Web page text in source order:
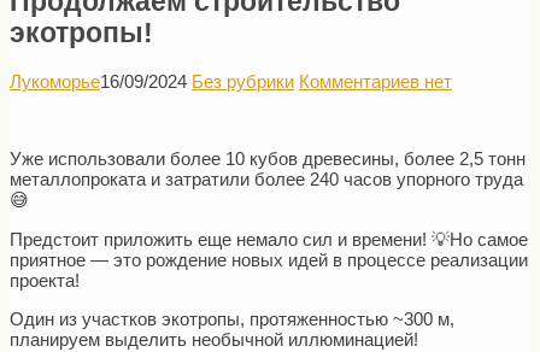
экотропы!
Лукоморье16/09/2024 Без рубрики Комментариев нет
Уже использовали более 10 кубов древесины, более 2,5 тонн
металлопроката и затратили более 240 часов упорного труда
😅
Предстоит приложить еще немало сил и времени! 💡Но самое
приятное — это рождение новых идей в процессе реализации
проекта!
Один из участков экотропы, протяженностью ~300 м,
планируем выделить необычной иллюминацией!